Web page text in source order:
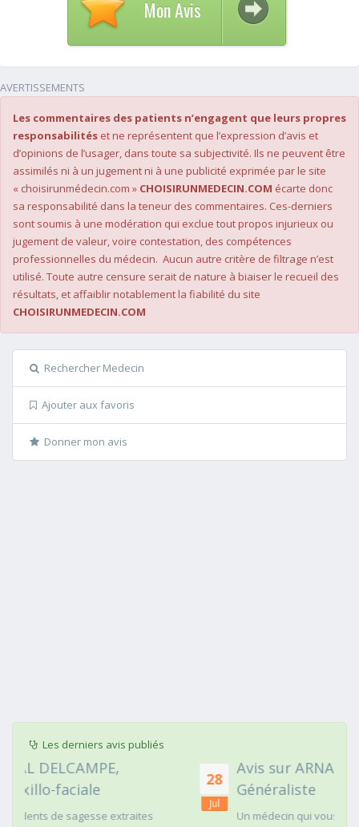
Mon Avis
AVERTISSEMENTS
Les commentaires des patients n’engagent que leurs propres
responsabilités et ne représentent que l’expression d’avis et
d’opinions de l’usager, dans toute sa subjectivité. Ils ne peuvent être
assimilés ni à un jugement ni à une publicité exprimée par le site
« choisirunmédecin.com » CHOISIRUNMEDECIN.COM écarte donc
sa responsabilité dans la teneur des commentaires. Ces-derniers
sont soumis à une modération qui exclue tout propos injurieux ou
jugement de valeur, voire contestation, des compétences
professionnelles du médecin. Aucun autre critère de filtrage n’est
utilisé. Toute autre censure serait de nature à biaiser le recueil des
résultats, et affaiblir notablement la fiabilité du site
CHOISIRUNMEDECIN.COM
Rechercher Medecin
Ajouter aux favoris
Donner mon avis
Les derniers avis publiés
28
Avis sur ARNAUD FAURIE, Médecin
Généraliste
Un médecin qui vous regarde dans les yeux c'est